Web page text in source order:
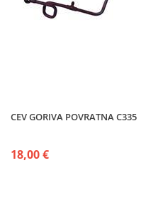
CEV GORIVA POVRATNA C335
18,00 €